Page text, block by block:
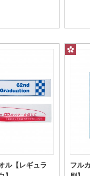
個
ル【レギュラ
フル